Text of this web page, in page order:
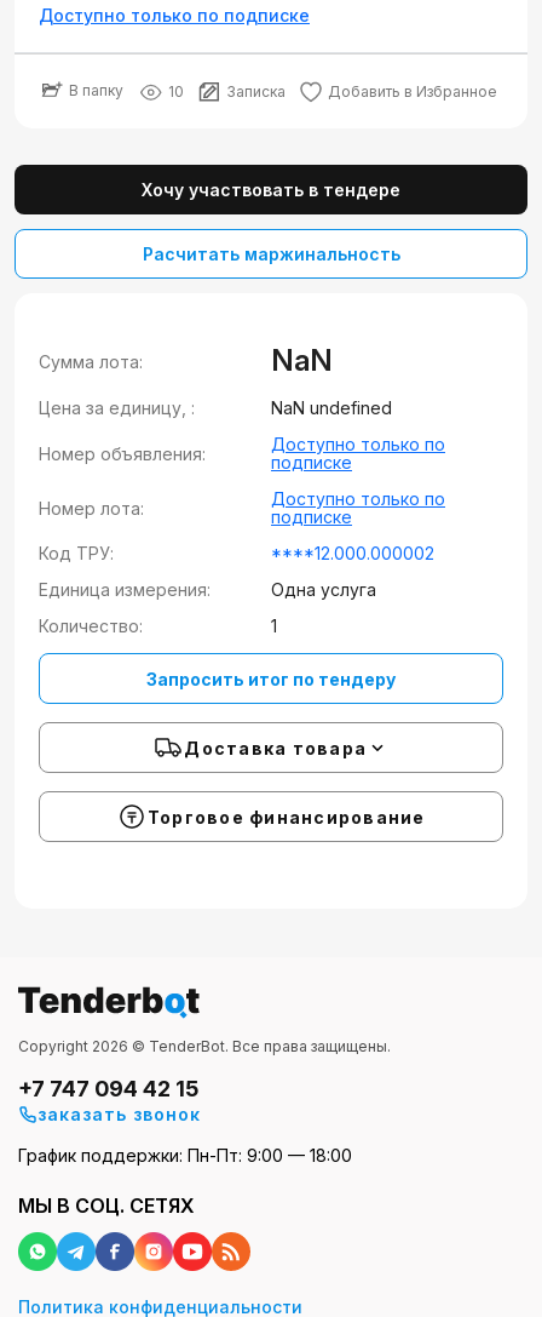
Доступно только по подписке
В папку 10 Записка Добавить в Избранное
Хочу участвовать в тендере
Расчитать маржинальность
Сумма лота: NaN
Цена за единицу, : NaN undefined
Номер объявления:
Доступно только по
подписке
Номер лота:
Доступно только по
подписке
Код ТРУ:
****12.000.000002
Единица измерения:
Одна услуга
Количество:
1
Запросить итог по тендеру
Доставка товара
Торговое финансирование
Copyright 2026 © TenderBot. Все права защищены.
+7 747 094 42 15
заказать звонок
График поддержки: Пн-Пт: 9:00 — 18:00
МЫ В СОЦ. СЕТЯХ
Политика конфиденциальности